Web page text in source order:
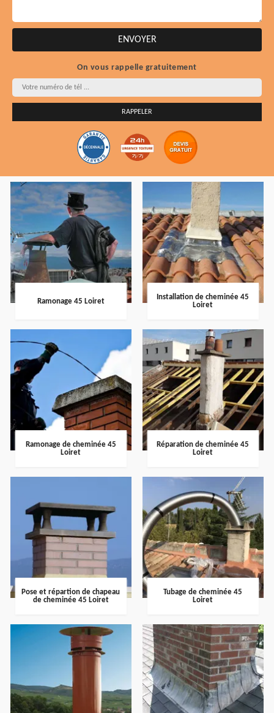
On vous rappelle gratuitement
Ramonage 45 Loiret
Installation de cheminée 45
Loiret
Ramonage de cheminée 45
Loiret
Réparation de cheminée 45
Loiret
Pose et répartion de chapeau
de cheminée 45 Loiret
Tubage de cheminée 45
Loiret